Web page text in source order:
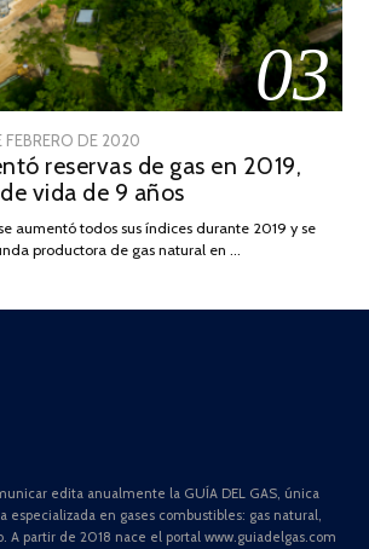
03
FEBRERO DE 2020
DE
JULIO
2025
reservas de gas en 2019,
vida de 9 años
aumentó todos sus índices durante 2019 y se
productora de gas natural en …
edita anualmente la GUÍA DEL GAS, única
especializada en gases combustibles: gas natural,
A partir de 2018 nace el portal www.guiadelgas.com